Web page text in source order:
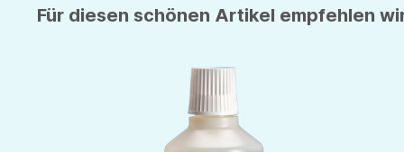
Für diesen schönen Artikel empfehlen